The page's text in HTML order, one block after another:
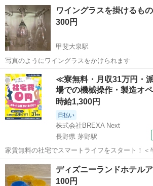
山梨 韮崎市 穴山駅 家庭用品 ポット
ワイングラスを掛けるもの
300円
甲斐大泉駅
写真のようにワイングラスをかけられます
山梨 北杜市 甲斐大泉駅 家庭用品
≪寮無料・月収31万円・
場での機械操作・製造オ
時給1,300円
日払い
株式会社BREXA Next
長野県 茅野駅
家賃無料の社宅でスマートライフをスタート！＜
械操作・検査＞ランチ代もかからないオトクな
り！月収例31万円／長野県茅野市 半導体基板の製造・検査 クリーンル
ーム内で、半導体基板の製造や検...
長野 茅野市 茅野駅
ディズニーランドホテル
100円